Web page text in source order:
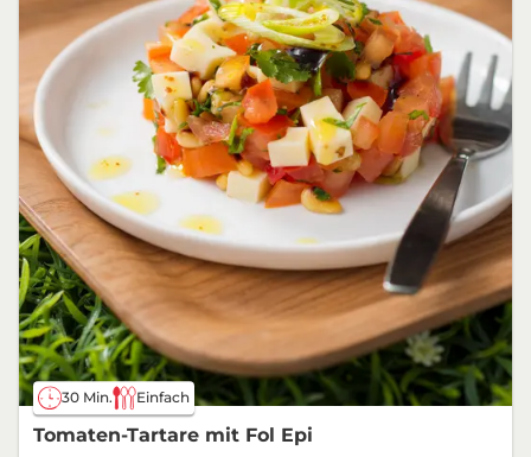
30 Min. Einfach
Tomaten-Tartare mit Fol Epi